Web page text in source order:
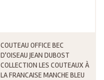
COUTEAU OFFICE BEC
D'OISEAU JEAN DUBOST
COLLECTION LES COUTEAUX À
LA FRANCAISE MANCHE BLEU